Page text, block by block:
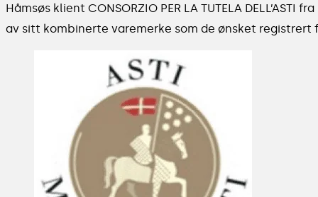
Håmsøs klient CONSORZIO PER LA TUTELA
av sitt kombinerte varemerke som de ønsket